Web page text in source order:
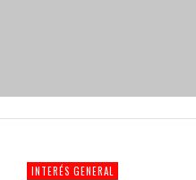
INTERÉS GENERAL